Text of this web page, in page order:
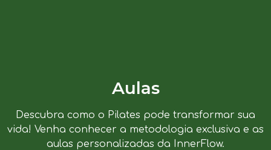
Aulas
Descubra como o Pilates pode transformar sua
vida! Venha conhecer a metodologia exclusiva e as
aulas personalizadas da InnerFlow.